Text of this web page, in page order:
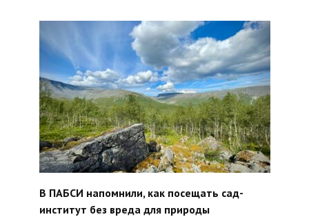
В ПАБСИ напомнили, как посещать сад-
институт без вреда для природы